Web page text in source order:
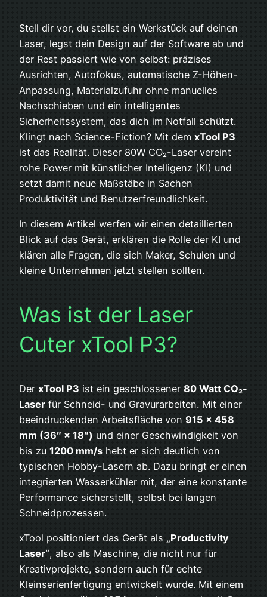
Stell dir vor, du stellst ein Werkstück auf deinen
Laser, legst dein Design auf der Software ab und
der Rest passiert wie von selbst: präzises
Ausrichten, Autofokus, automatische Z-Höhen-
Anpassung, Materialzufuhr ohne manuelles
Nachschieben und ein intelligentes
Sicherheitssystem, das dich im Notfall schützt.
Klingt nach Science-Fiction? Mit dem xTool P3
ist das Realität. Dieser 80W CO₂-Laser vereint
rohe Power mit künstlicher Intelligenz (KI) und
setzt damit neue Maßstäbe in Sachen
Produktivität und Benutzerfreundlichkeit.
In diesem Artikel werfen wir einen detaillierten
Blick auf das Gerät, erklären die Rolle der KI und
klären alle Fragen, die sich Maker, Schulen und
kleine Unternehmen jetzt stellen sollten.
Was ist der Laser
Cuter xTool P3?
Der xTool P3 ist ein geschlossener 80 Watt CO₂-
Laser für Schneid- und Gravurarbeiten. Mit einer
beeindruckenden Arbeitsfläche von 915 × 458
mm (36″ × 18″) und einer Geschwindigkeit von
bis zu 1200 mm/s hebt er sich deutlich von
typischen Hobby-Lasern ab. Dazu bringt er einen
integrierten Wasserkühler mit, der eine konstante
Performance sicherstellt, selbst bei langen
Schneidprozessen.
xTool positioniert das Gerät als „Productivity
Laser“, also als Maschine, die nicht nur für
Kreativprojekte, sondern auch für echte
Kleinserienfertigung entwickelt wurde. Mit einem